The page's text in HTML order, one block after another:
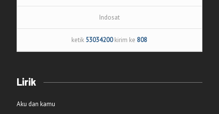
Indosat
ketik 53034200kirim ke 808
Lirik
Aku dan kamu